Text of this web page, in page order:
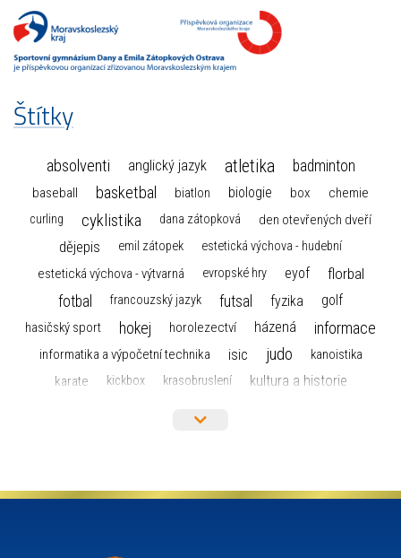
Štítky
absolventi anglický jazyk atletika badminton
baseball basketbal biatlon biologie box chemie
curling cyklistika dana zátopková den otevřených dveří
dějepis emil zátopek estetická výchova - hudební
estetická výchova - výtvarná evropské hry eyof florbal
fotbal francouzský jazyk futsal fyzika golf
hasičský sport hokej horolezectví házená informace
informatika a výpočetní technika isic judo
kanoistika
karate
kickbox krasobruslení
kultura a historie
olympiáda dětí a mládeže organizace plavání